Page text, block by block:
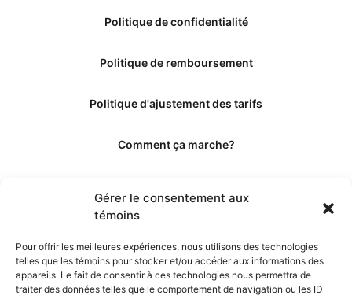
Gérer le consentement aux
témoins
Pour offrir les meilleures expériences, nous utilisons des technologies
telles que les témoins pour stocker et/ou accéder aux informations des
appareils. Le fait de consentir à ces technologies nous permettra de
traiter des données telles que le comportement de navigation ou les ID
Politique de confidentialité
Politique de remboursement
Politique d'ajustement des tarifs
Comment ça marche?
Les éditeurs